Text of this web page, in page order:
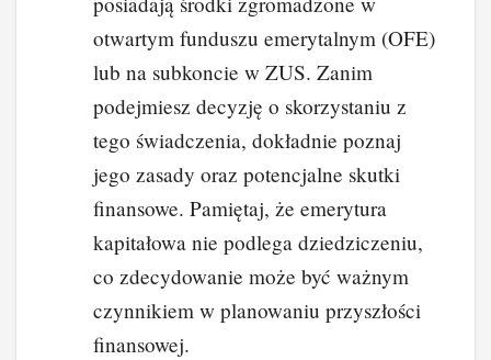
otwartym funduszu emerytalnym (OFE)
lub na subkoncie w ZUS. Zanim
podejmiesz decyzję o skorzystaniu z
tego świadczenia, dokładnie poznaj
jego zasady oraz potencjalne skutki
finansowe. Pamiętaj, że emerytura
kapitałowa nie podlega dziedziczeniu,
co zdecydowanie może być ważnym
czynnikiem w planowaniu przyszłości
finansowej.